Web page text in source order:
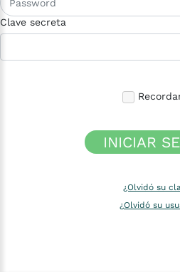
Clave secreta
INICIAR
¿Olvidó su
¿Olvidó su